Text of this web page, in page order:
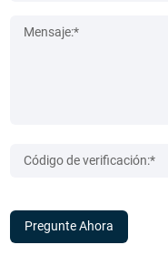
Pregunte Ahora